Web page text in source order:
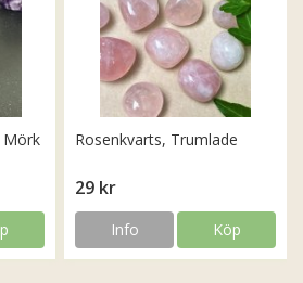
Mörk Rosenkvarts, Trumlade
29 kr
Info Köp